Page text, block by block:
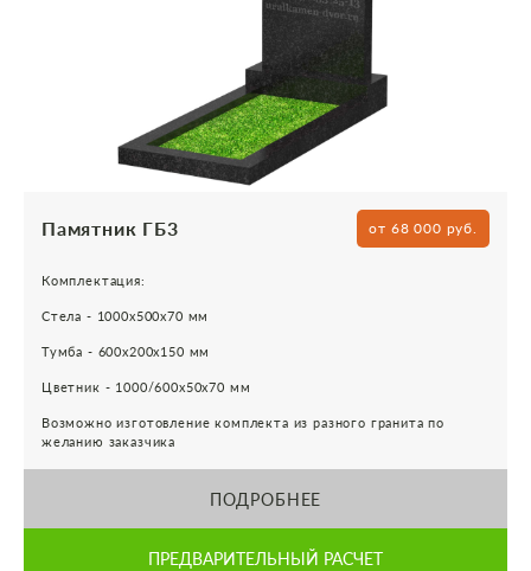
Памятник ГБ3 от 68 000 руб.
Комплектация:
Стела - 1000х500х70 мм
Тумба - 600х200х150 мм
Цветник - 1000/600х50х70 мм
Возможно изготовление комплекта из разного гранита по
желанию заказчика
ПОДРОБНЕЕ
ПРЕДВАРИТЕЛЬНЫЙ РАСЧЕТ